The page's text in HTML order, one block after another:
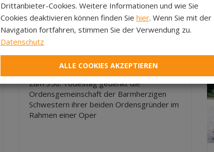
| 27.09.2010
Oper Vinzenz v. Paul und Louise v.
Marillac
Zum 350. Todestag gedenkt die
Ordensgemeinschaft der Barmherzigen
Schwestern ihrer beiden Ordensgründer im
Rahmen einer Oper
Drittanbieter-Cookies. Weitere Informationen und wie Sie
Cookies deaktivieren können finden Sie hier. Wenn Sie mit der
Navigation fortfahren, stimmen Sie der Verwendung zu.
Datenschutz
ALLE COOKIES AKZEPTIEREN